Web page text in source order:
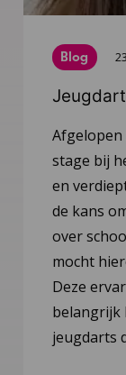
Blog
Afgelopen
stage bij
en
de kans
over
mocht
Deze
belangrijk
jeugdarts